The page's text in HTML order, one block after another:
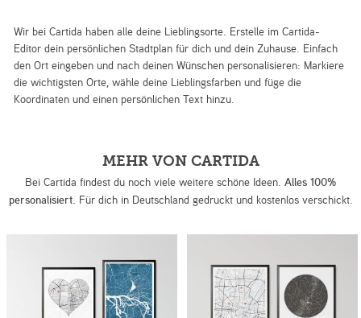
Wir bei Cartida haben alle deine Lieblingsorte. Erstelle im Cartida-
Editor dein persönlichen Stadtplan für dich und dein Zuhause. Einfach
den Ort eingeben und nach deinen Wünschen personalisieren: Markiere
die wichtigsten Orte, wähle deine Lieblingsfarben und füge die
Koordinaten und einen persönlichen Text hinzu.
MEHR VON CARTIDA
Bei Cartida findest du noch viele weitere schöne Ideen. Alles 100%
personalisiert. Für dich in Deutschland gedruckt und kostenlos verschickt.